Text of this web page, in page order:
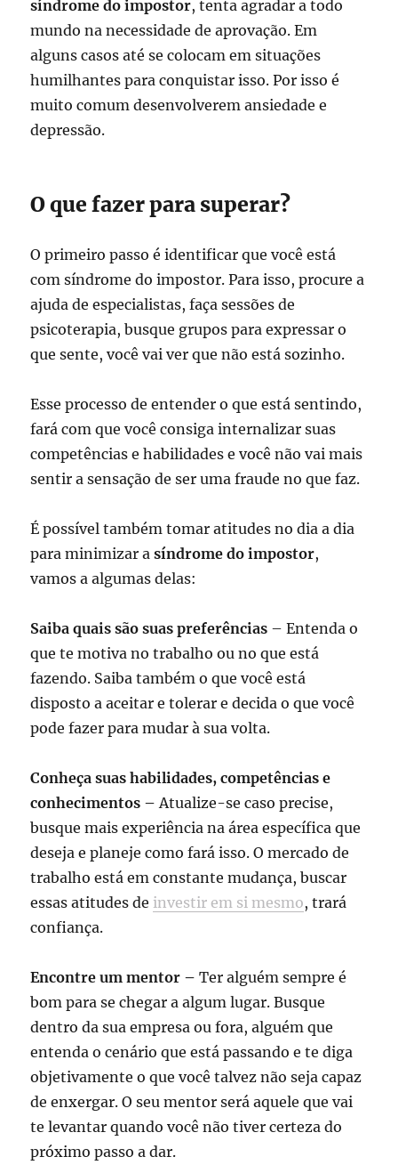
síndrome do impostor, tenta agradar a todo
mundo na necessidade de aprovação. Em
alguns casos até se colocam em situações
humilhantes para conquistar isso. Por isso é
muito comum desenvolverem ansiedade e
depressão.
O que fazer para superar?
O primeiro passo é identificar que você está
com síndrome do impostor. Para isso, procure a
ajuda de especialistas, faça sessões de
psicoterapia, busque grupos para expressar o
que sente, você vai ver que não está sozinho.
Esse processo de entender o que está sentindo,
fará com que você consiga internalizar suas
competências e habilidades e você não vai mais
sentir a sensação de ser uma fraude no que faz.
É possível também tomar atitudes no dia a dia
para minimizar asíndrome do impostor,
vamos a algumas delas:
Saiba quais são suas preferências – Entenda o
que te motiva no trabalho ou no que está
fazendo. Saiba também o que você está
disposto a aceitar e tolerar e decida o que você
pode fazer para mudar à sua volta.
Conheça suas habilidades, competências e
conhecimentos –Atualize-se caso precise,
busque mais experiência na área específica que
deseja e planeje como fará isso. O mercado de
trabalho está em constante mudança, buscar
essas atitudes de investir em si mesmo, trará
confiança.
Encontre um mentor – Ter alguém sempre é
bom para se chegar a algum lugar. Busque
dentro da sua empresa ou fora, alguém que
entenda o cenário que está passando e te diga
objetivamente o que você talvez não seja capaz
de enxergar. O seu mentor será aquele que vai
te levantar quando você não tiver certeza do
próximo passo a dar.